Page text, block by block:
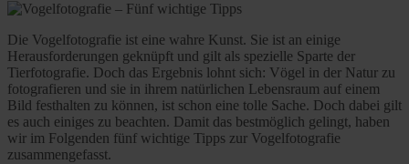
Die Vogelfotografie ist eine wahre Kunst. Sie ist an einige
Herausforderungen geknüpft und gilt als spezielle Sparte der
Tierfotografie. Doch das Ergebnis lohnt sich: Vögel in der Natur zu
fotografieren und sie in ihrem natürlichen Lebensraum auf einem
Bild festhalten zu können, ist schon eine tolle Sache. Doch dabei gilt
es auch einiges zu beachten. Damit das bestmöglich gelingt, haben
wir im Folgenden fünf wichtige Tipps zur Vogelfotografie
zusammengefasst.